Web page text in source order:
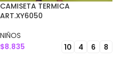
CAMISETA TERMICA
ART.XY6050
NIÑOS
$8.835 10 4 6 8